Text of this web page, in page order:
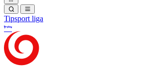
Tipsport liga